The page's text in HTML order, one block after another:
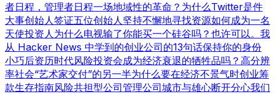
者日程，管理者日程一场地域性的革命？ 为什么Twitter是件
大事创始人签证五位创始人坚持不懈地寻找资源如何成为一名
天使投资人为什么电视输了你能买一个硅谷吗？也许可以。 我
从 Hacker News 中学到的创业公司的13句话保持你的身份
小巧后资历时代风险投资会成为经济衰退的牺牲品吗？ 高分辨
率社会“艺术家交付”的另一半为什么要在经济不景气时创业筹
款生存指南风险共担型公司管理公司城市与雄心断开分心我们